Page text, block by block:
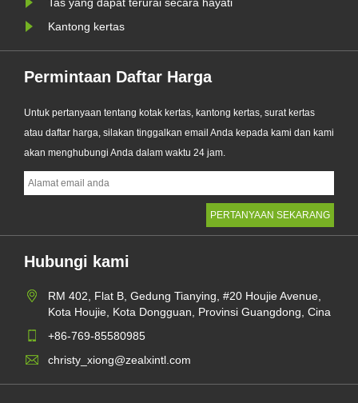
Tas yang dapat terurai secara hayati
Kantong kertas
Permintaan Daftar Harga
Untuk pertanyaan tentang kotak kertas, kantong kertas, surat kertas
atau daftar harga, silakan tinggalkan email Anda kepada kami dan kami
akan menghubungi Anda dalam waktu 24 jam.
Hubungi kami
RM 402, Flat B, Gedung Tianying, #20 Houjie Avenue,
Kota Houjie, Kota Dongguan, Provinsi Guangdong, Cina
+86-769-85580985
christy_xiong@zealxintl.com